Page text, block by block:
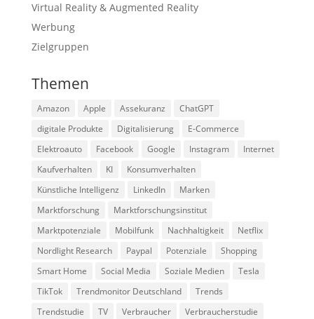
Virtual Reality & Augmented Reality
Werbung
Zielgruppen
Themen
Amazon Apple Assekuranz
ChatGPT
digitale Produkte
Digitalisierung
E-Commerce
Elektroauto
Facebook Google Instagram
Internet
Kaufverhalten
KI
Konsumverhalten
Künstliche Intelligenz
LinkedIn
Marken
Marktforschung
Marktforschungsinstitut
Marktpotenziale
Mobilfunk Nachhaltigkeit
Netflix
Nordlight Research
Paypal Potenziale
Shopping
Smart Home
Social Media Soziale Medien
Tesla
TikTok
Trendmonitor Deutschland
Trends
Trendstudie
TV Verbraucher
Verbraucherstudie